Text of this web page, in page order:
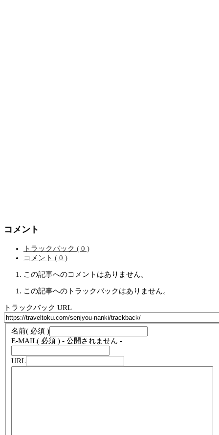
コメント
トラックバック ( 0 )
コメント ( 0 )
この記事へのコメントはありません。
この記事へのトラックバックはありません。
トラックバック URL
名前( 必須 )
E-MAIL( 必須 ) - 公開されません -
URL